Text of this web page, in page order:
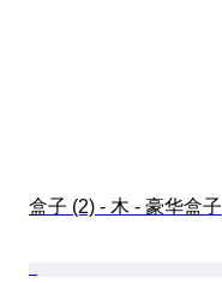
盒子 (2) - 木 - 豪华盒子